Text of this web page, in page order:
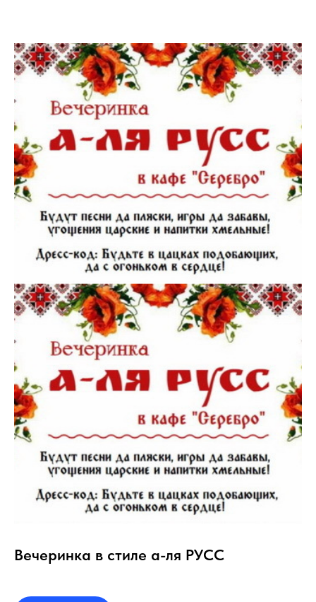
Вечеринка в стиле а-ля РУСС
МЕНЮ КАФЕ
"СЕРЕБРО"
Концепция нашего кафе призвана
подарить нашим гостям совершенно
новое наслаждение нашими
блюдами в дружеской атмосфере,
созданной нами с любовью к своему
* Нажмите на страницу меню, чтобы
увеличить